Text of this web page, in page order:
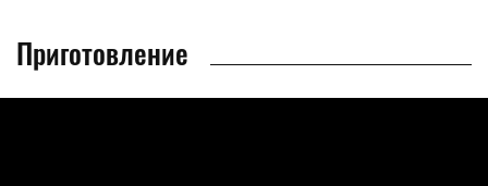
Приготовление